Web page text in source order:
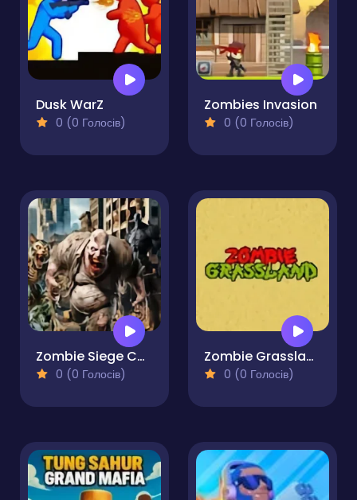
Dusk WarZ
0 (0 Голосів)
Zombies Invasion
0 (0 Голосів)
Zombie Siege Commando Warfare
0 (0 Голосів)
Zombie Grassland
0 (0 Голосів)